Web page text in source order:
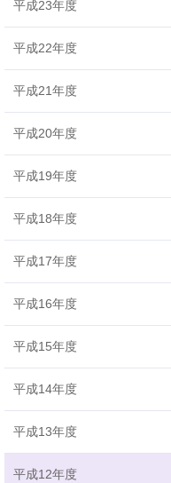
平成23年度
平成22年度
平成21年度
平成20年度
平成19年度
平成18年度
平成17年度
平成16年度
平成15年度
平成14年度
平成13年度
平成12年度